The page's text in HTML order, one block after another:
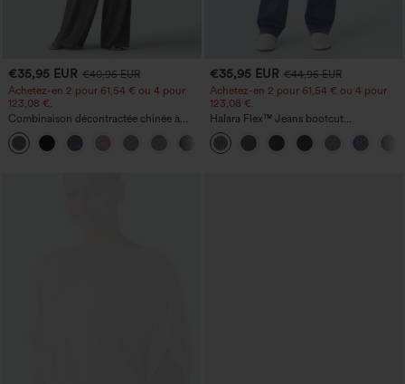
€35,95 EUR €40,95 EUR
Achetez-en 2 pour 61,54 € ou 4 pour
123,08 €.
Combinaison décontractée chinée à
bretelles réglables, fronces et jambes
larges, avec poches — facile comme
tout
+10
€35,95 EUR €44,95 EUR
Achetez-en 2 pour 61,54 € ou 4 pour
123,08 €.
Halara Flex™ Jeans bootcut
décontractés taille haute, effet délavé,
avec poches